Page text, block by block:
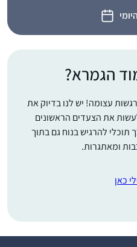
הגמרא?
עצומה! יש לנו בדיוק את
את הצעדים הראשונים
להרגיש בנוח גם בתוך
ומאתגרות.
כאן